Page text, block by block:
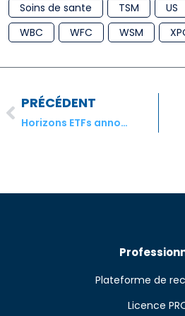
Soins de sante
TSM US
WBC
WFC WSM
PRÉCÉDENT
Horizons ETFs announce les distributions de Decembre 2018 pour INOC
Plateforme de
Licence